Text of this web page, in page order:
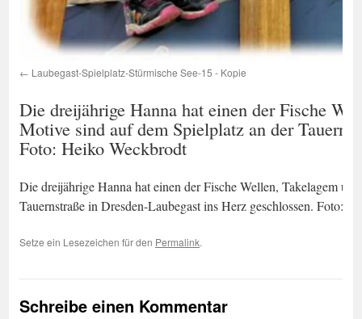
Laubegast-Spielplatz-Stürmische See-15 - Kopie
Die dreijährige Hanna hat einen der Fische
Motive sind auf dem Spielplatz an der
Foto: Heiko Weckbrodt
Die dreijährige Hanna hat einen der Fische Wellen, Takelagem
Tauernstraße in Dresden-Laubegast ins Herz geschlossen. Foto:
Setze ein Lesezeichen für den Permalink.
Schreibe einen Kommentar